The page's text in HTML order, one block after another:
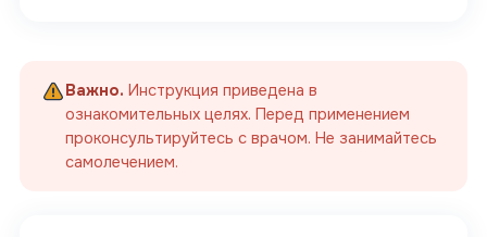
Важно. Инструкция приведена в
ознакомительных целях. Перед применением
проконсультируйтесь с врачом. Не занимайтесь
самолечением.